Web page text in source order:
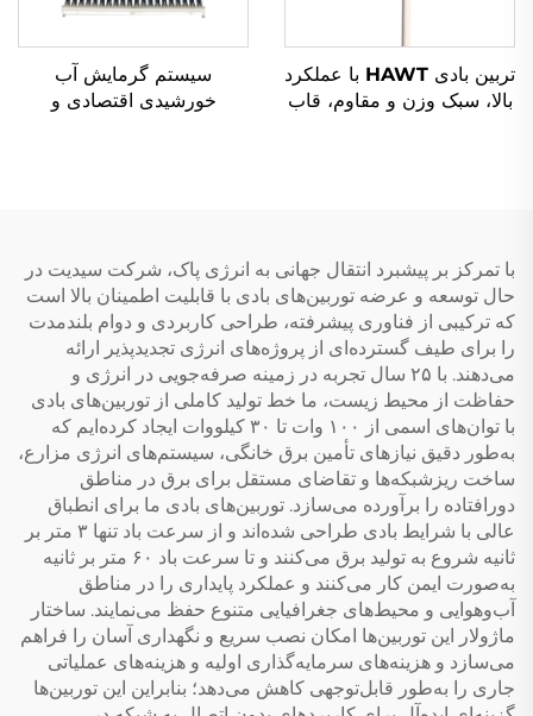
تربین بادی HAWT با عملکرد
بالا، سبک وزن و مقاوم، قاب
سیستم گرمایش آب
خورشیدی اقتصادی و
با تمرکز بر پیشبرد انتقال جهانی به انرژی پاک، شرکت سیدیت در
حال توسعه و عرضه توربین‌های بادی با قابلیت اطمینان بالا است
که ترکیبی از فناوری پیشرفته، طراحی کاربردی و دوام بلندمدت
را برای طیف گسترده‌ای از پروژه‌های انرژی تجدیدپذیر ارائه
می‌دهند. با ۲۵ سال تجربه در زمینه صرفه‌جویی در انرژی و
حفاظت از محیط زیست، ما خط تولید کاملی از توربین‌های بادی
با توان‌های اسمی از ۱۰۰ وات تا ۳۰ کیلووات ایجاد کرده‌ایم که
به‌طور دقیق نیازهای تأمین برق خانگی، سیستم‌های انرژی مزارع،
ساخت ریزشبکه‌ها و تقاضای مستقل برای برق در مناطق
دورافتاده را برآورده می‌سازد. توربین‌های بادی ما برای انطباق
عالی با شرایط بادی طراحی شده‌اند و از سرعت باد تنها ۳ متر بر
ثانیه شروع به تولید برق می‌کنند و تا سرعت باد ۶۰ متر بر ثانیه
به‌صورت ایمن کار می‌کنند و عملکرد پایداری را در مناطق
آب‌وهوایی و محیط‌های جغرافیایی متنوع حفظ می‌نمایند. ساختار
ماژولار این توربین‌ها امکان نصب سریع و نگهداری آسان را فراهم
می‌سازد و هزینه‌های سرمایه‌گذاری اولیه و هزینه‌های عملیاتی
جاری را به‌طور قابل‌توجهی کاهش می‌دهد؛ بنابراین این توربین‌ها